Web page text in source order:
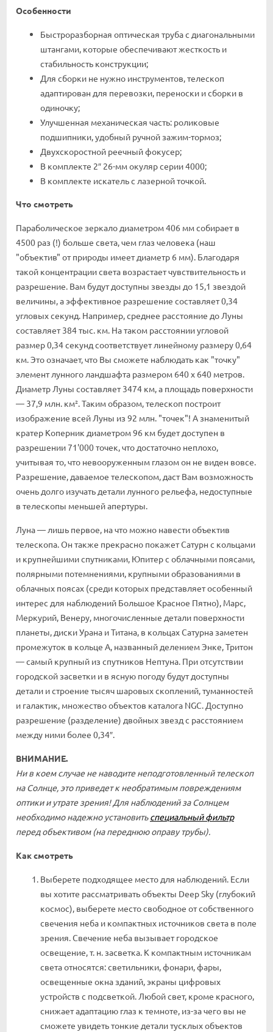
Особенности
Быстроразборная оптическая труба с диагональными
штангами, которые обеспечивают жесткость и
стабильность конструкции;
Для сборки не нужно инструментов, телескоп
адаптирован для перевозки, переноски и сборки в
одиночку;
Улучшенная механическая часть: роликовые
подшипники, удобный ручной зажим-тормоз;
Двухскоростной реечный фокусер;
В комплекте 2″ 26-мм окуляр серии 4000;
В комплекте искатель с лазерной точкой.
Что смотреть
Параболическое зеркало диаметром 406 мм собирает в
4500 раз (!) больше света, чем глаз человека (наш
"объектив" от природы имеет диаметр 6 мм). Благодаря
такой концентрации света возрастает чувствительность и
разрешение. Вам будут доступны звезды до 15,1 звездой
величины, а эффективное разрешение составляет 0,34
угловых секунд. Например, среднее расстояние до Луны
составляет 384 тыс. км. На таком расстоянии угловой
размер 0,34 секунд соответствует линейному размеру 0,64
км. Это означает, что Вы сможете наблюдать как "точку"
элемент лунного ландшафта размером 640 x 640 метров.
Диаметр Луны составляет 3474 км, а площадь поверхности
— 37,9 млн. км². Таким образом, телескоп построит
изображение всей Луны из 92 млн. "точек"! А знаменитый
кратер Коперник диаметром 96 км будет доступен в
разрешении 71'000 точек, что достаточно неплохо,
учитывая то, что невооруженным глазом он не виден вовсе.
Разрешение, даваемое телескопом, даст Вам возможность
очень долго изучать детали лунного рельефа, недоступные
в телескопы меньшей апертуры.
Луна — лишь первое, на что можно навести объектив
телескопа. Он также прекрасно покажет Сатурн с кольцами
и крупнейшими спутниками, Юпитер с облачными поясами,
полярными потемнениями, крупными образованиями в
облачных поясах (среди которых представляет особенный
интерес для наблюдений Большое Красное Пятно), Марс,
Меркурий, Венеру, многочисленные детали поверхности
планеты, диски Урана и Титана, в кольцах Сатурна заметен
промежуток в кольце A, названный делением Энке, Тритон
— самый крупный из спутников Нептуна. При отсутствии
городской засветки и в ясную погоду будут доступны
детали и строение тысяч шаровых скоплений, туманностей
и галактик, множество объектов каталога NGC. Доступно
разрешение (разделение) двойных звезд с расстоянием
между ними более 0,34″.
ВНИМАНИЕ.
Ни в коем случае не наводите неподготовленный телескоп
на Солнце, это приведет к необратимым повреждениям
оптики и утрате зрения! Для наблюдений за Солнцем
необходимо надежно установитьспециальный фильтр
перед объективом (на переднюю оправу трубы).
Как смотреть
Выберете подходящее место для наблюдений. Если
вы хотите рассматривать объекты Deep Sky (глубокий
космос), выберете место свободное от собственного
свечения неба и компактных источников света в поле
зрения. Свечение неба вызывает городское
освещение, т. н. засветка. К компактным источникам
света относятся: светильники, фонари, фары,
освещенные окна зданий, экраны цифровых
устройств с подсветкой. Любой свет, кроме красного,
снижает адаптацию глаз к темноте, из-за чего вы не
сможете увидеть тонкие детали тусклых объектов